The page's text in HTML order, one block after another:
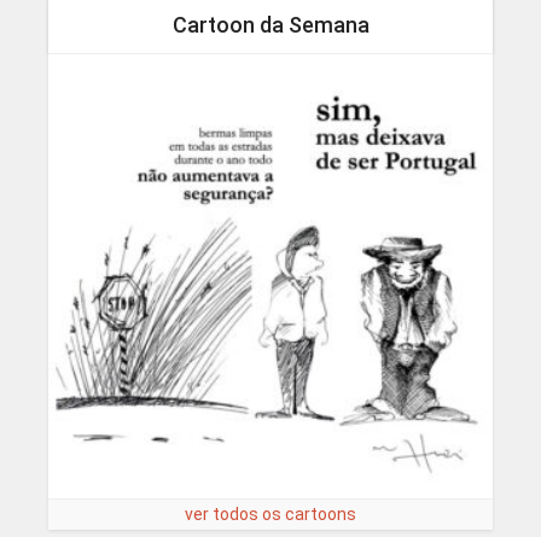
Cartoon da Semana
ver todos os cartoons